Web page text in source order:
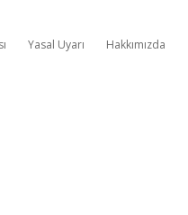
Yasal Uyarı Hakkımızda